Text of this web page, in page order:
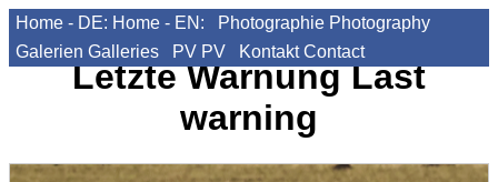
Home - DE: Home - EN: Photographie Photography
Galerien Galleries PV PV Kontakt Contact
Letzte WarnungLast
warning